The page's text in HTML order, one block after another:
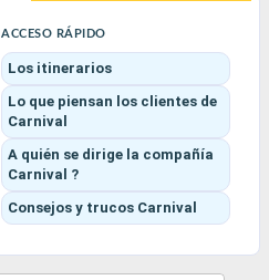
ACCESO RÁPIDO
Los itinerarios
Lo que piensan los clientes de
Carnival
A quién se dirige la compañía
Carnival ?
Consejos y trucos Carnival